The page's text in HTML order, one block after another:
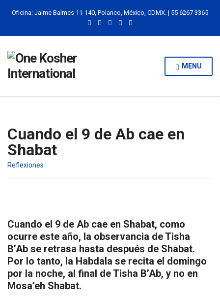
Oficina: Jaime Balmes 11-140, Polanco, México, CDMX. | 55 6267 3365
MENU
Cuando el 9 de Ab cae en
Shabat
Reflexiones
Cuando el 9 de Ab cae en Shabat, como
ocurre este año, la observancia de Tisha
B’Ab se retrasa hasta después de Shabat.
Por lo tanto, la Habdala se recita el domingo
por la noche, al final de Tisha B’Ab, y no en
Mosa’eh Shabat.